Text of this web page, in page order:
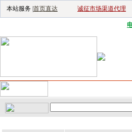
本站服务 | 首页直达 诚征市场渠道代理